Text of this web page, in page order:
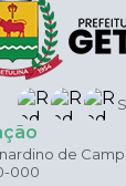
de
000